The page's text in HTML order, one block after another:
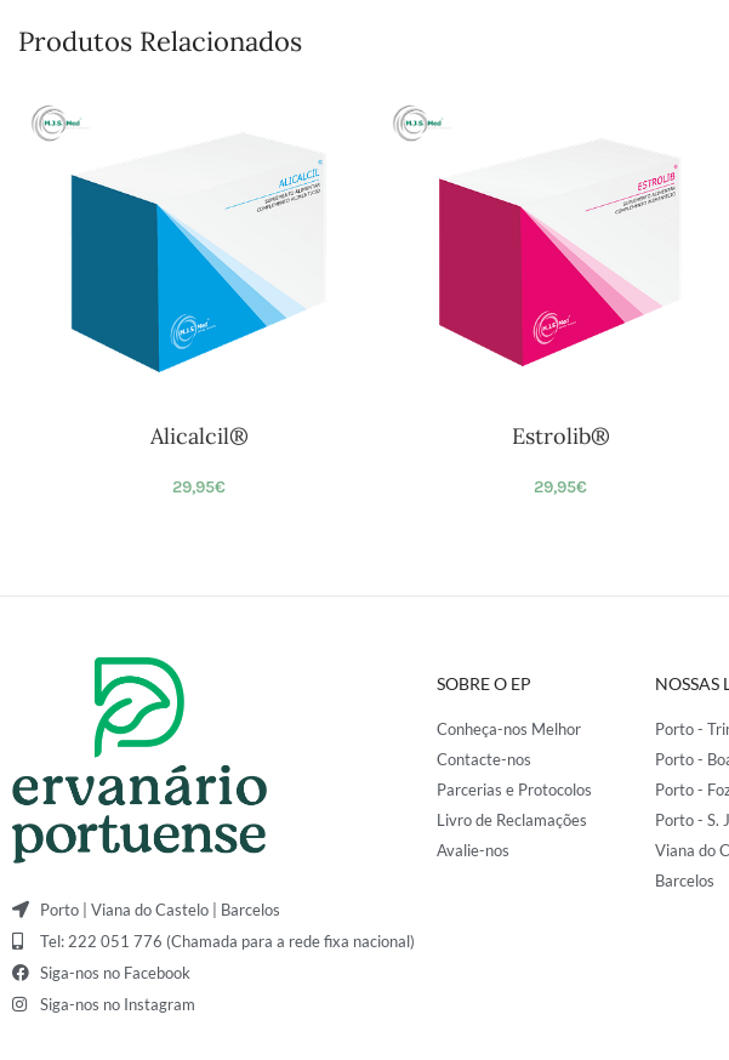
Produtos Relacionados
Alicalcil®
29,95€
Estrolib®
29,95€
Porto | Viana do Castelo | Barcelos
Tel: 222 051 776 (Chamada para a rede fixa nacional)
Siga-nos no Facebook
Siga-nos no Instagram
SOBRE O EP
Conheça-nos Melhor
Contacte-nos
Parcerias e Protocolos
Livro de Reclamações
Avalie-nos
NOSSAS
Porto -
Porto -
Porto -
Porto - S.
Viana do
Barcelos